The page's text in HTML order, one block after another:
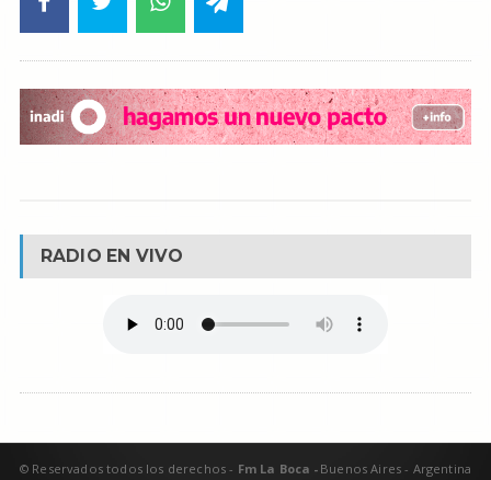
RADIO EN VIVO
Buenos Aires - Argentina
© Reservados todos los derechos - Fm La Boca -